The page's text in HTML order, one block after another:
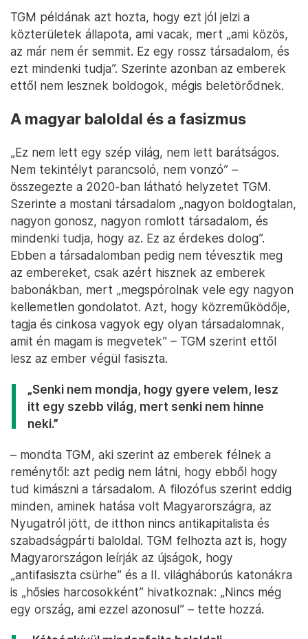
TGM példának azt hozta, hogy ezt jól jelzi a
közterületek állapota, ami vacak, mert „ami közös,
az már nem ér semmit. Ez egy rossz társadalom, és
ezt mindenki tudja”. Szerinte azonban az emberek
ettől nem lesznek boldogok, mégis beletörődnek.
A magyar baloldal és a fasizmus
„Ez nem lett egy szép világ, nem lett barátságos.
Nem tekintélyt parancsoló, nem vonzó” –
összegezte a 2020-ban látható helyzetet TGM.
Szerinte a mostani társadalom „nagyon boldogtalan,
nagyon gonosz, nagyon romlott társadalom, és
mindenki tudja, hogy az. Ez az érdekes dolog”.
Ebben a társadalomban pedig nem tévesztik meg
az embereket, csak azért hisznek az emberek
babonákban, mert „megspórolnak vele egy nagyon
kellemetlen gondolatot. Azt, hogy közreműködője,
tagja és cinkosa vagyok egy olyan társadalomnak,
amit én magam is megvetek” – TGM szerint ettől
lesz az ember végül fasiszta.
„Senki nem mondja, hogy gyere velem, lesz
itt egy szebb világ, mert senki nem hinne
neki.”
– mondta TGM, aki szerint az emberek félnek a
reménytől: azt pedig nem látni, hogy ebből hogy
tud kimászni a társadalom. A filozófus szerint eddig
minden, aminek hatása volt Magyarországra, az
Nyugatról jött, de itthon nincs antikapitalista és
szabadságpárti baloldal. TGM felhozta azt is, hogy
Magyarországon leírják az újságok, hogy
„antifasiszta csürhe” és a II. világháborús katonákra
is „hősies harcosokként” hivatkoznak: „Nincs még
egy ország, ami ezzel azonosul” – tette hozzá.